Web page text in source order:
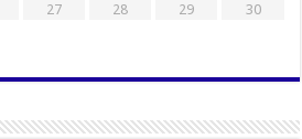
27 28 29
30